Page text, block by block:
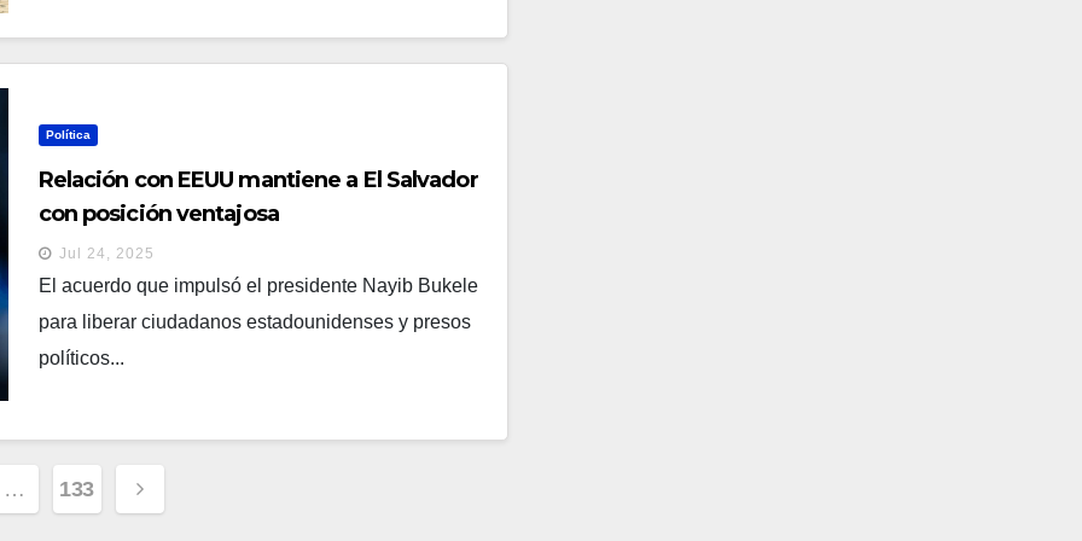
Política
Relación con EEUU mantiene a El Salvador
con posición ventajosa
Jul 24, 2025
El acuerdo que impulsó el presidente Nayib Bukele
para liberar ciudadanos estadounidenses y presos
políticos...
… 133